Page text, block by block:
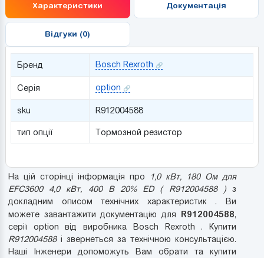
Характеристики Документація
Відгуки (0)
Бренд Bosch Rexroth
Серія option
sku R912004588
тип опції Тормозной резистор
На цій сторінці інформація про
1,0 кВт, 180 Ом для
EFC3600 4,0 кВт, 400 В 20% ED ( R912004588 )з
докладним описом технічних характеристик . Ви
можете завантажити документацію для R912004588,
серії option від виробника Bosch Rexroth . Купити
R912004588і звернеться за технічною консультацією.
Наші Інженери допоможуть Вам обрати та купити